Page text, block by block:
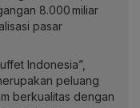
8.000 miliar
pasar
Indonesia”,
peluang
berkualitas dengan